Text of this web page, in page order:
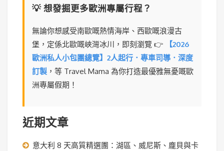
💡 想發掘更多歐洲專屬行程？
無論你想感受南歐嘅熱情海岸、西歐嘅浪漫古
堡，定係北歐嘅峽灣冰川，即刻瀏覽 👉
【2026
歐洲私人小包團總覽】2人起行．專車司導．深度
訂製 ，等 Travel Mama 為你打造最優雅無憂嘅歐
洲專屬假期！
近期文章
意大利 8 天高質精選團：湖區、威尼斯、龐貝與卡